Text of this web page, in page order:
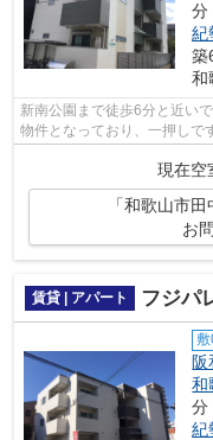
分
紀
築
和
新南公園まで徒歩6分と近い
物件となっており、一押しで
現在空
「和歌山市
お
賃貸 | アパート フジパ
阪
和
分
紀